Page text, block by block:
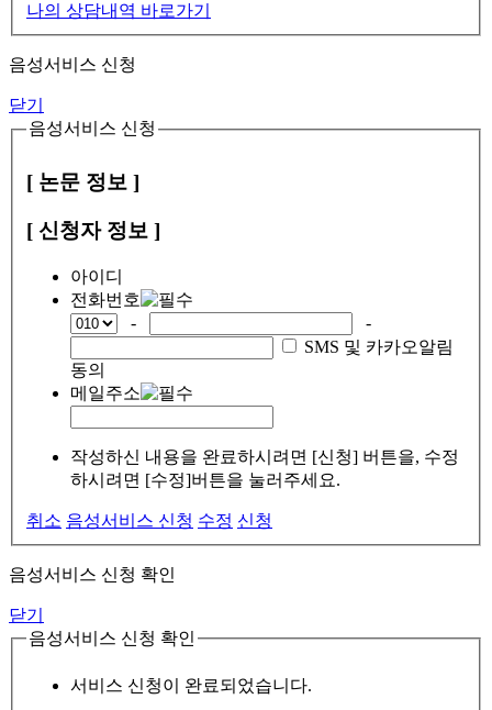
나의 상담내역 바로가기
음성서비스 신청
닫기
음성서비스 신청
[ 논문 정보 ]
[ 신청자 정보 ]
아이디
전화번호
-
-
SMS 및 카카오알림
동의
메일주소
작성하신 내용을 완료하시려면 [신청] 버튼을, 수정
하시려면 [수정]버튼을 눌러주세요.
취소 음성서비스 신청 수정 신청
음성서비스 신청 확인
닫기
음성서비스 신청 확인
서비스 신청이 완료되었습니다.